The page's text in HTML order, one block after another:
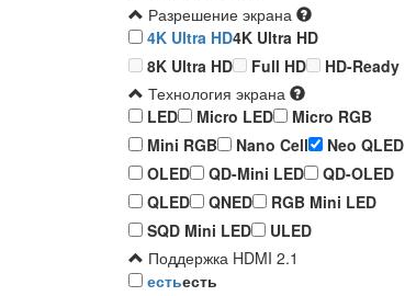
Разрешение экрана
4K Ultra HD4K Ultra HD
8K Ultra HD
Full HD
HD-Ready
Технология экрана
LED
Micro LED
Micro RGB
Mini RGB
Nano Cell
Neo QLED
OLED
QD-Mini LED
QD-OLED
QLED
QNED
RGB Mini LED
SQD Mini LED
ULED
Поддержка HDMI 2.1
естьесть